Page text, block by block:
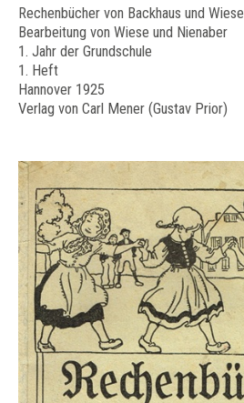
Rechenbücher von Backhaus und Wiese
Bearbeitung von Wiese und Nienaber
1. Jahr der Grundschule
1. Heft
Hannover 1925
Verlag von Carl Mener (Gustav Prior)